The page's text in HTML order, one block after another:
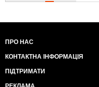
ПРО НАС
КОНТАКТНА ІНФОРМАЦІЯ
ПІДТРИМАТИ